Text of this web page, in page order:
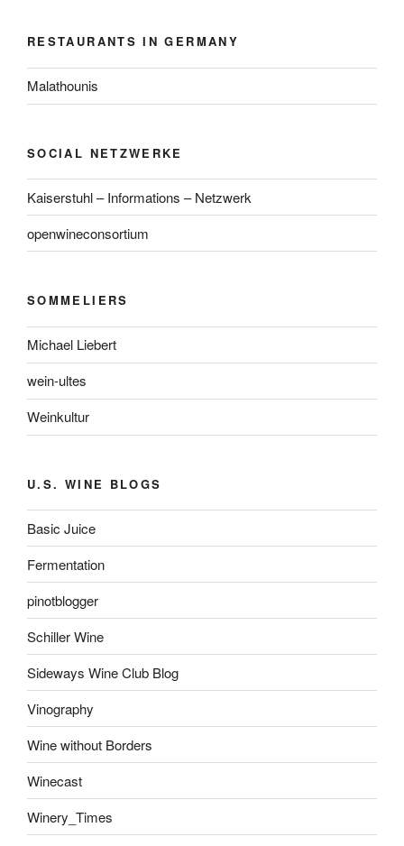
RESTAURANTS IN GERMANY
Malathounis
SOCIAL NETZWERKE
Kaiserstuhl – Informations – Netzwerk
openwineconsortium
SOMMELIERS
Michael Liebert
wein-ultes
Weinkultur
U.S. WINE BLOGS
Basic Juice
Fermentation
pinotblogger
Schiller Wine
Sideways Wine Club Blog
Vinography
Wine without Borders
Winecast
Winery_Times